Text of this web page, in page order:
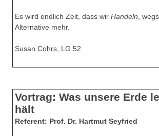
Es wird endlich Zeit, dass wir Handeln ,
Alternative mehr.
Susan Cohrs, LG 52
Vortrag: Was unsere Erde
hält
Referent: Prof. Dr. Hartmut Seyfried